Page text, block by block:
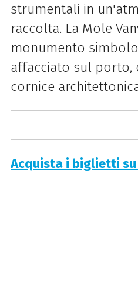
strumentali in
raccolta. La Mole
monumento
affacciato sul porto,
cornice
Acquista i biglietti